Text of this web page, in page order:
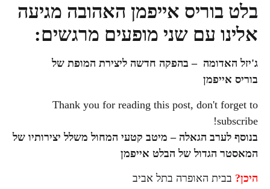
בלט בוריס אייפמן האהובה מגיעה
אלינו עם שני מופעים מרגשים:
ג'יזל האדומה – בהפקה חדשה ליצירת המופת של
בוריס אייפמן
Thank you for reading this post, don't forget to
subscribe!
בנוסף לערב הגאלה – מיטב קטעי המחול משלל יצירותיו של
המאסטר הגדול של הבלט אייפמן
היכן? בבית האופרה בתל אביב